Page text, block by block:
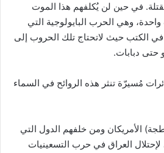
في حين لن يُكلفهم هذا الموت
وهي الحرب البايولوجية التي
في الكتب حيث لاتحتاج تلك الحروب إلى
حتى دبابات.
مُسيرّة تنثر هذه الروائح في السماء
الأمريكان ومن خلفهم الدول التي
العراق في حرب التسعينيات